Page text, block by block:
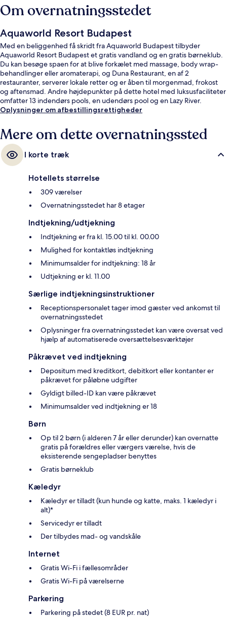
Om overnatningsstedet
Aquaworld Resort Budapest
Med en beliggenhed få skridt fra Aquaworld Budapest tilbyder
Aquaworld Resort Budapest et gratis vandland og en gratis børneklub.
Du kan besøge spaen for at blive forkælet med massage, body wrap-
behandlinger eller aromaterapi, og Duna Restaurant, en af 2
restauranter, serverer lokale retter og er åben til morgenmad, frokost
og aftensmad. Andre højdepunkter på dette hotel med luksusfaciliteter
omfatter 13 indendørs pools, en udendørs pool og en Lazy River.
Oplysninger om afbestillingsrettigheder
Mere om dette overnatningssted
I korte træk
Hotellets størrelse
309 værelser
Overnatningsstedet har 8 etager
Indtjekning/udtjekning
Indtjekning er fra kl. 15.00 til kl. 00.00
Mulighed for kontaktløs indtjekning
Minimumsalder for indtjekning: 18 år
Udtjekning er kl. 11.00
Særlige indtjekningsinstruktioner
Receptionspersonalet tager imod gæster ved ankomst til
overnatningsstedet
Oplysninger fra overnatningsstedet kan være oversat ved
hjælp af automatiserede oversættelsesværktøjer
Påkrævet ved indtjekning
Depositum med kreditkort, debitkort eller kontanter er
påkrævet for påløbne udgifter
Gyldigt billed-ID kan være påkrævet
Minimumsalder ved indtjekning er 18
Børn
Op til 2 børn (i alderen 7 år eller derunder) kan overnatte
gratis på forældres eller værgers værelse, hvis de
eksisterende sengepladser benyttes
Gratis børneklub
Kæledyr
Kæledyr er tilladt (kun hunde og katte, maks. 1 kæledyr i
alt)*
Servicedyr er tilladt
Der tilbydes mad- og vandskåle
Internet
Gratis Wi-Fi i fællesområder
Gratis Wi-Fi på værelserne
Parkering
Parkering på stedet (8 EUR pr. nat)